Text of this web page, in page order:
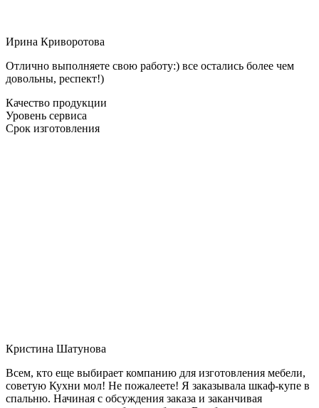
Ирина Криворотова
Отлично выполняете свою работу:) все остались более чем
довольны, респект!)
Качество продукции
Уровень сервиса
Срок изготовления
Кристина Шатунова
Всем, кто еще выбирает компанию для изготовления мебели,
советую Кухни мол! Не пожалеете! Я заказывала шкаф-купе в
спальню. Начиная с обсуждения заказа и заканчивая